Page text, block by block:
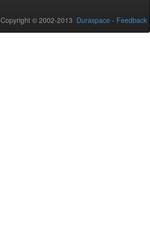
Copyright © 2002-2013 Duraspace - Feedback